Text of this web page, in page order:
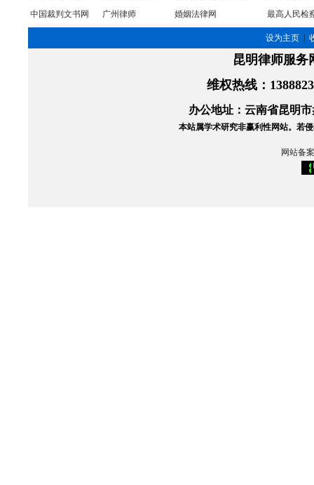
中国裁判文书网
广州律师 婚姻法律网 最高人民检
设为主页
昆明律师服
维权热线 ：
办公地址：云南省昆明
本站属学术研究非赢利性网站。 若
网站备